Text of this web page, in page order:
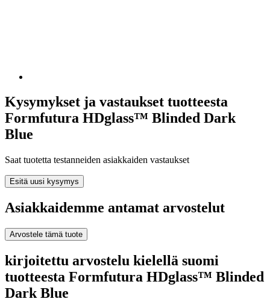
Kysymykset ja vastaukset tuotteesta
Formfutura HDglass™ Blinded Dark
Blue
Saat tuotetta testanneiden asiakkaiden vastaukset
Esitä uusi kysymys
Asiakkaidemme antamat arvostelut
Arvostele tämä tuote
kirjoitettu arvostelu kielellä suomi
tuotteesta Formfutura HDglass™ Blinded
Dark Blue